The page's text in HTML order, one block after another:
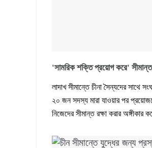
'সামরিক শক্তি প্রয়োগ করে' সীমান্ত
লাদাখ সীমান্তে চীনা সৈন্যদের সাথে
২০ জন সদস্য মারা যাওয়ার পর
নিজেদের সীমান্ত রক্ষা করার অঙ্গীকার